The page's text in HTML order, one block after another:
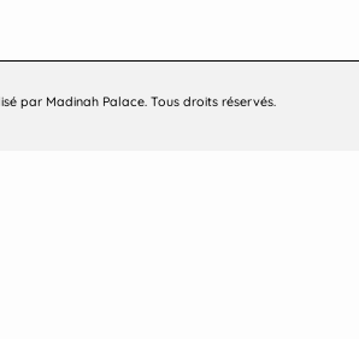
par Madinah Palace. Tous droits réservés.